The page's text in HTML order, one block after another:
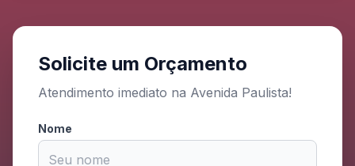
Solicite um Orçamento
Atendimento imediato na Avenida Paulista!
Nome